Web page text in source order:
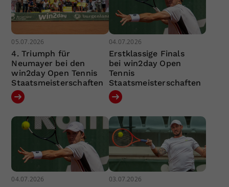
05.07.2026
4. Triumph für
Neumayer bei den
win2day Open Tennis
Staatsmeisterschaften
04.07.2026
Erstklassige Finals
bei win2day Open
Tennis
Staatsmeisterschaften
04.07.2026 03.07.2026